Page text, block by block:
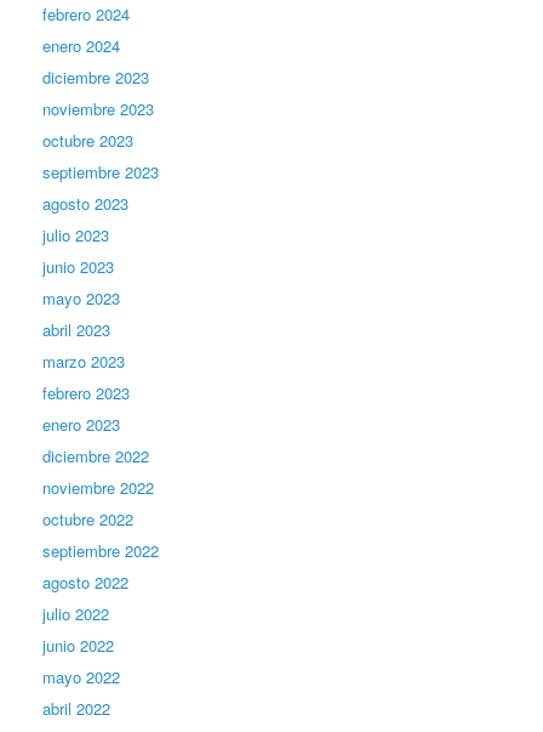
febrero 2024
enero 2024
diciembre 2023
noviembre 2023
octubre 2023
septiembre 2023
agosto 2023
julio 2023
junio 2023
mayo 2023
abril 2023
marzo 2023
febrero 2023
enero 2023
diciembre 2022
noviembre 2022
octubre 2022
septiembre 2022
agosto 2022
julio 2022
junio 2022
mayo 2022
abril 2022